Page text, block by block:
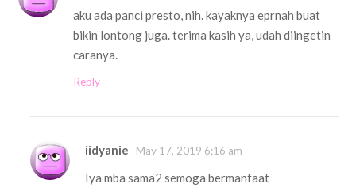
aku ada panci presto, nih. kayaknya eprnah buat
bikin lontong juga. terima kasih ya, udah diingetin
caranya.
Reply
iidyanie May 17, 2019 6:16 am
Iya mba sama2 semoga bermanfaat